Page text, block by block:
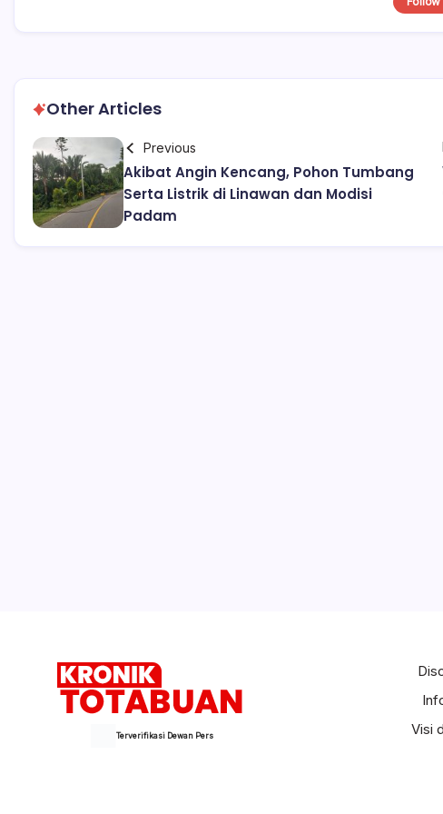
Other Articles
Previous
Akibat Angin Kencang, Pohon Tumbang
Serta Listrik di Linawan dan Modisi
Padam
Terverifikasi Dewan Pers
Visi